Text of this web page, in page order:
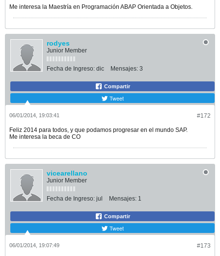
Me interesa la Maestría en Programación ABAP Orientada a Objetos.
rodyes
Junior Member
Fecha de Ingreso: dic Mensajes: 3
Compartir
Tweet
#172
06/01/2014, 19:03:41
Feliz 2014 para todos, y que podamos progresar en el mundo SAP.
Me interesa la beca de CO
vicearellano
Junior Member
Fecha de Ingreso: jul Mensajes: 1
Compartir
Tweet
#173
06/01/2014, 19:07:49